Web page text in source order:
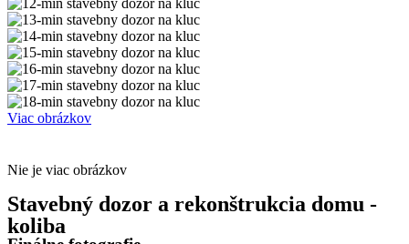
Viac obrázkov
Nie je viac obrázkov
Stavebný dozor a rekonštrukcia domu -
koliba